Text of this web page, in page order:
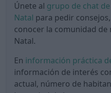
Únete al grupo de chat
Natal para pedir
conocer la comunidad de
Natal.
En información práctica
información de interés
actual, número de